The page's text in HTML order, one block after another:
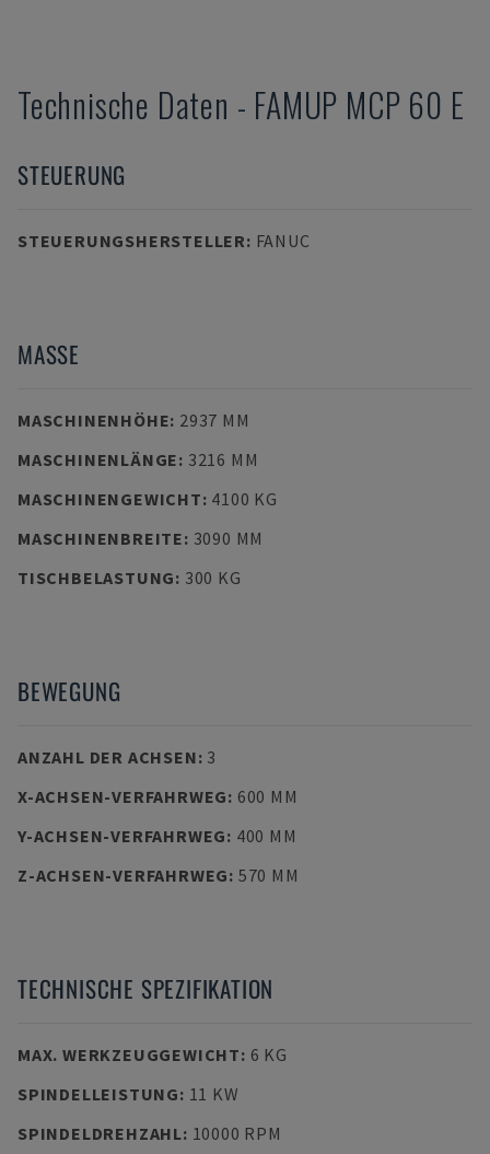
Technische Daten - FAMUP MCP 60 E
STEUERUNG
STEUERUNGSHERSTELLER: FANUC
MASSE
MASCHINENHÖHE: 2937 MM
MASCHINENLÄNGE: 3216 MM
MASCHINENGEWICHT: 4100 KG
MASCHINENBREITE: 3090 MM
TISCHBELASTUNG: 300 KG
BEWEGUNG
ANZAHL DER ACHSEN: 3
X-ACHSEN-VERFAHRWEG: 600 MM
Y-ACHSEN-VERFAHRWEG: 400 MM
Z-ACHSEN-VERFAHRWEG: 570 MM
TECHNISCHE SPEZIFIKATION
MAX. WERKZEUGGEWICHT: 6 KG
SPINDELLEISTUNG: 11 KW
SPINDELDREHZAHL: 10000 RPM